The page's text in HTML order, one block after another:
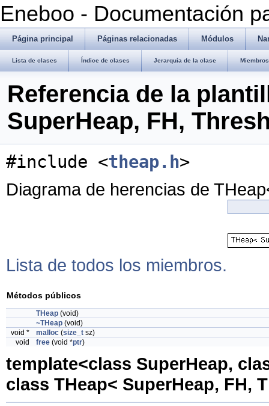
Eneboo - Documentación
Página principal Páginas relacionadas Módulos
Lista de clases Índice de clases Jerarquía de la clase
Referencia de la
SuperHeap, FH,
#include <theap.h>
Diagrama de herencias de
Lista de todos los miembros.
Métodos públicos
THeap (void)
~THeap (void)
void *
malloc (size_t sz)
void
free (void *ptr)
template<class SuperHeap,
class THeap< SuperHeap, FH,